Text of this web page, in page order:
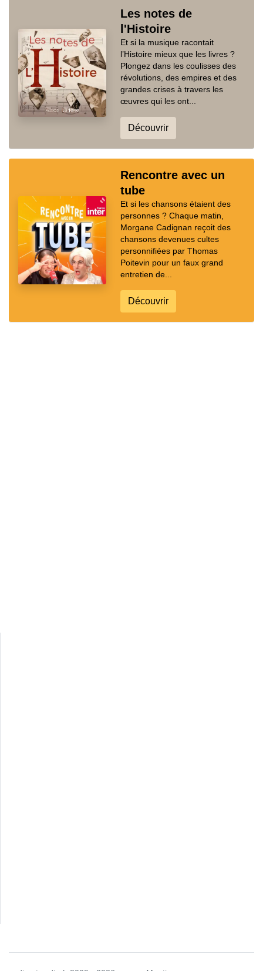
Les notes de
l'Histoire
Et si la musique racontait
l’Histoire mieux que les livres ?
Plongez dans les coulisses des
révolutions, des empires et des
grandes crises à travers les
œuvres qui les ont...
Découvrir
Rencontre avec un
tube
Et si les chansons étaient des
personnes ? Chaque matin,
Morgane Cadignan reçoit des
chansons devenues cultes
personnifiées par Thomas
Poitevin pour un faux grand
entretien de...
Découvrir